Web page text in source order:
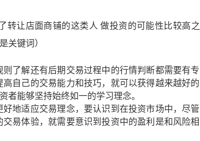
转让店面商铺的这类人 做投资的可能性比较高之
关键词）
了解还有后期交易过程中的行情判断都需要有专
自己的交易能力和技巧，就可以获得越来越好的
者能够坚持始终如一的学习理念。
地适应交易理念，要认识到在投资市场中，尽管
易体验，就需要意识到投资中的盈利是和风险相